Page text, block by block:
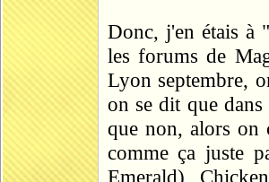
Donc, j'en étais à
les forums de
Lyon septembre,
on se dit que
que non, alors on
comme ça juste
Emerald),